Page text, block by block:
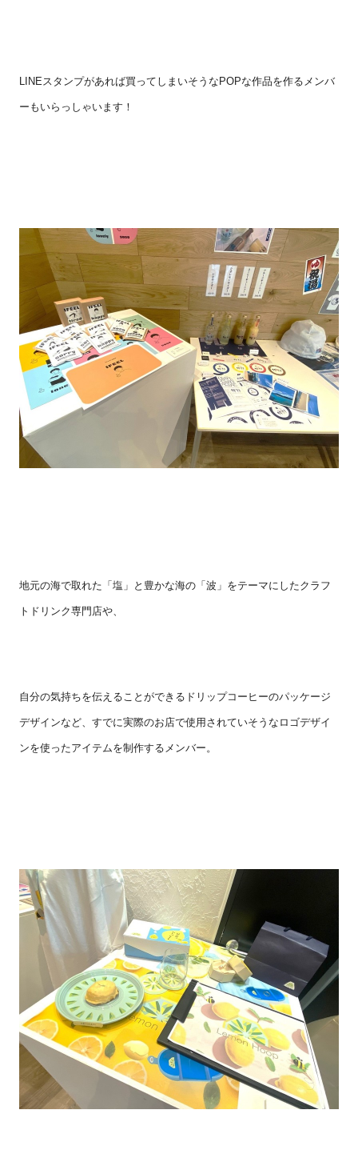
LINEスタンプがあれば買ってしまいそうな POPな作品を作るメンバ
ーもいらっしゃいます！
地元の海で取れた「塩」と豊かな海の「波」をテーマにしたクラフ
トドリンク専門店や、
自分の気持ちを伝えることができるドリップコーヒーのパッケージ
デザインなど、すでに実際のお店で使用されていそうなロゴデザイ
ンを使ったアイテムを制作するメンバー。